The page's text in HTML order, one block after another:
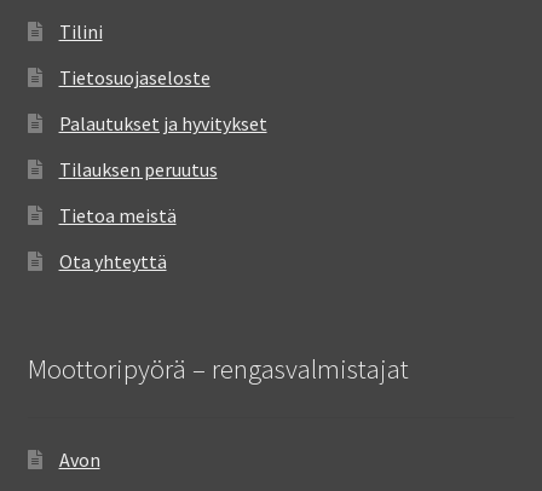
Tilini
Tietosuojaseloste
Palautukset ja hyvitykset
Tilauksen peruutus
Tietoa meistä
Ota yhteyttä
Moottoripyörä – rengasvalmistajat
Avon